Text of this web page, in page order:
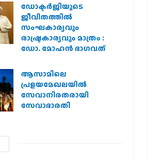
ഡോക്ടർജിയുടെ
ജീവിതത്തിൽ
സംഘകാര്യവും
രാഷ്ട്രകാര്യവും മാത്രം :
ഡോ. മോഹൻ ഭാഗവത്
ആസാമിലെ
പ്രളയമേഖലയില്‍
സേവാനിരതരായി
സേവാഭാരതി